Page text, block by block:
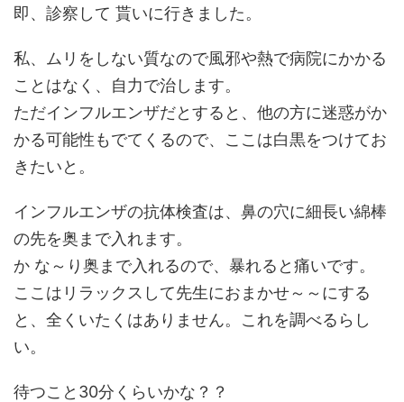
即、診察して 貰いに行きました。
私、ムリをしない質なので風邪や熱で病院にかかる
ことはなく、自力で治します。
ただインフルエンザだとすると、他の方に迷惑がか
かる可能性もでてくるので、ここは白黒をつけてお
きたいと。
インフルエンザの抗体検査は、鼻の穴に細長い綿棒
の先を奥まで入れます。
か な～り奥まで入れるので、暴れると痛いです。
ここはリラックスして先生におまかせ～～にする
と、全くいたくはありません。これを調べるらし
い。
待つこと30分くらいかな？？